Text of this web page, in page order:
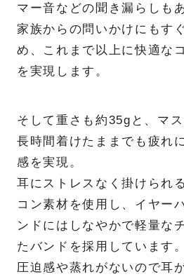
マー音などの聞き漏らしも
家族からの問いかけにもす
め、これまで以上に快適な
を実現します。
そして重さも約35gと、マ
長時間着けたままでも疲れ
感を実現。
耳にストレスなく掛けられ
コン素材を使用し、イヤー
ンドにはしなやかで軽量な
たバンドを採用しています。
圧迫感や蒸れがないので耳